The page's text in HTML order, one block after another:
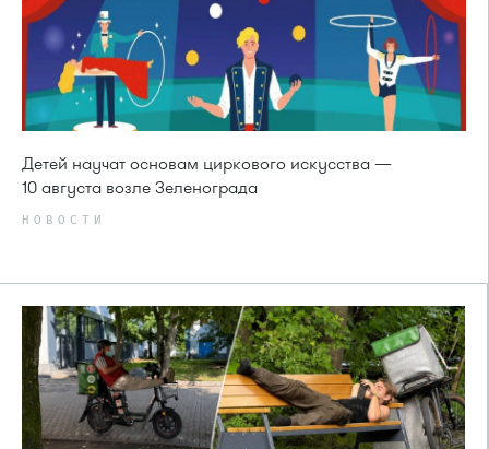
Детей научат основам циркового искусства —
10 августа возле Зеленограда
НОВОСТИ